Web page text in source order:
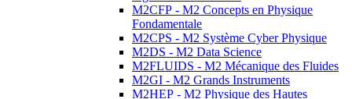
M2CFP - M2 Concepts en Physique
Fondamentale
M2CPS - M2 Système Cyber Physique
M2DS - M2 Data Science
M2FLUIDS - M2 Mécanique des Fluides
M2GI - M2 Grands Instruments
M2HEP - M2 Physique des Hautes